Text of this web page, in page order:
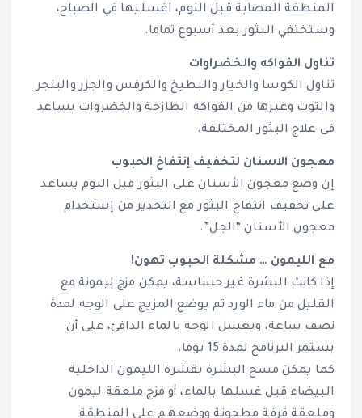
المنطقة المصابة قبل النوم، اغسليها في الصباح،
وستختفي البثور بعد أسبوع تماما.
تناول الفواكه والخضراوات
تناول الكوسا والخيار والبطيخ والكرفس والجزر والبنجر
والتوت وغيرها من الفواكه الطازجة والخضروات يساعد
فى علاج البثور المختلفة.
معجون الاسنان لتخفيف إنتفاخ الحبوب
إن وضع معجون الأسنان على البثور قبل النوم يساعد
على تخفيف انتفاخ البثور مع التحذير من إستخدام
معجون الأسنان “الجل”.
مع الليمون … مشكلة الحبوب تهون!
إذا كانت البشرة غير حساسة، يمكن مزج ليمونة مع
القليل من ماء الورد ثم يوضع المزيج على الوجه لمدة
نصف ساعة، ويغسل الوجه بالماء الدافئ، على أن
يستمر البرنامج لمدة 15 يوما.
كما يمكن مسح البشرة بقشرة الليمون الداخلية
البيضاء قبل غسلها بالماء، أو مزج ملعقة ليمون
وملعقة قرفة مطحونة ووضعهم على المنطقة